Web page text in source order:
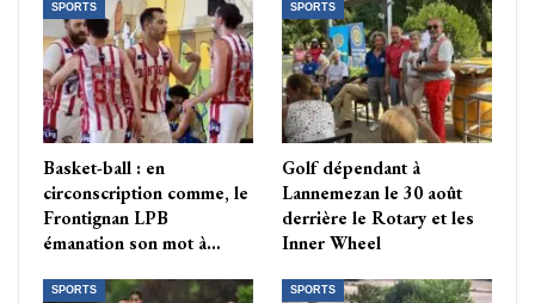
SPORTS
Basket-ball : en
circonscription comme, le
Frontignan LPB
émanation son mot à…
SPORTS
Golf dépendant à
Lannemezan le 30 août
derrière le Rotary et les
Inner Wheel
SPORTS SPORTS